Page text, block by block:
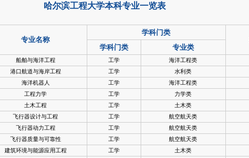
哈尔滨工程大学本科专业一览表
专业名称
学科门类
学科门类
专业类
船舶与海洋工程 工学 海洋工程类
港口航道与海岸工程 工学 水利类
海洋机器人 工学 海洋工程类
工程力学 工学 力学类
土木工程 工学 土木类
飞行器设计与工程 工学 航空航天类
飞行器动力工程 工学 航空航天类
飞行器质量与可靠性 工学 航空航天类
建筑环境与能源应用工程 工学 土木类